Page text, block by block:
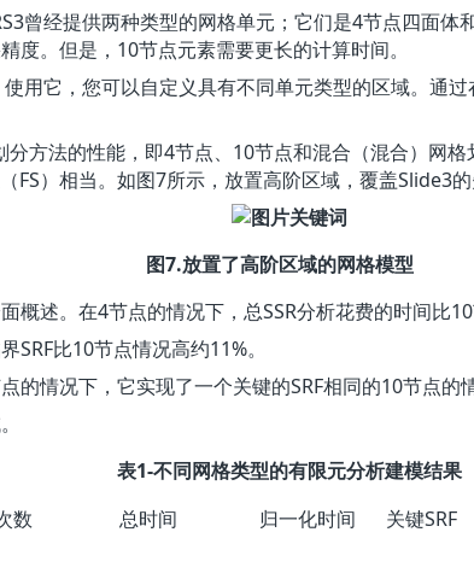
曾经提供两种类型的网格单元；它们是4节点四面
度。但是，10节点元素需要更长的计算时间。
用它，您可以自定义具有不同单元类型的区域。通
方法的性能，即4节点、10节点和混合（混合）网
）相当。如图7所示，放置高阶区域，覆盖Slide3的
图7.放置了高阶区域的网格模型
述。在4节点的情况下，总SSR分析花费的时间比
比10节点情况高约11%。
情况下，它实现了一个关键的SRF相同的10节点的
表1-不同网格类型的有限元分析建模结果
数 总时间 归一化时间 关键SRF